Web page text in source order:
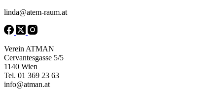
linda@atem-raum.at
Verein ATMAN
Cervantesgasse 5/5
1140 Wien
Tel. 01 369 23 63
info@atman.at